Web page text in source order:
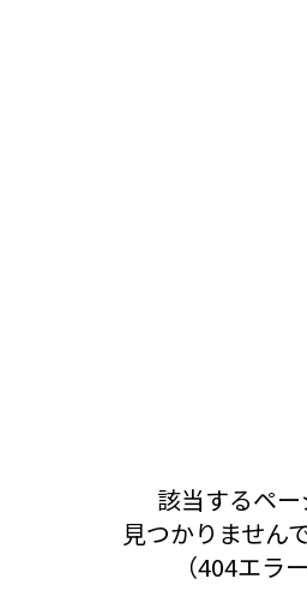
該当するペ
見つかりません
（404エラー